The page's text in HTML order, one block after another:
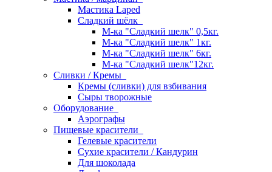
Мастика Laped
Сладкий шёлк
М-ка "Сладкий шелк" 0,5кг.
М-ка "Сладкий шелк" 1кг.
М-ка "Сладкий шелк" 6кг.
М-ка "Сладкий шелк"12кг.
Сливки / Кремы
Кремы (сливки) для взбивания
Сыры творожные
Оборудование
Аэрографы
Пищевые красители
Гелевые красители
Сухие красители / Кандурин
Для шоколада